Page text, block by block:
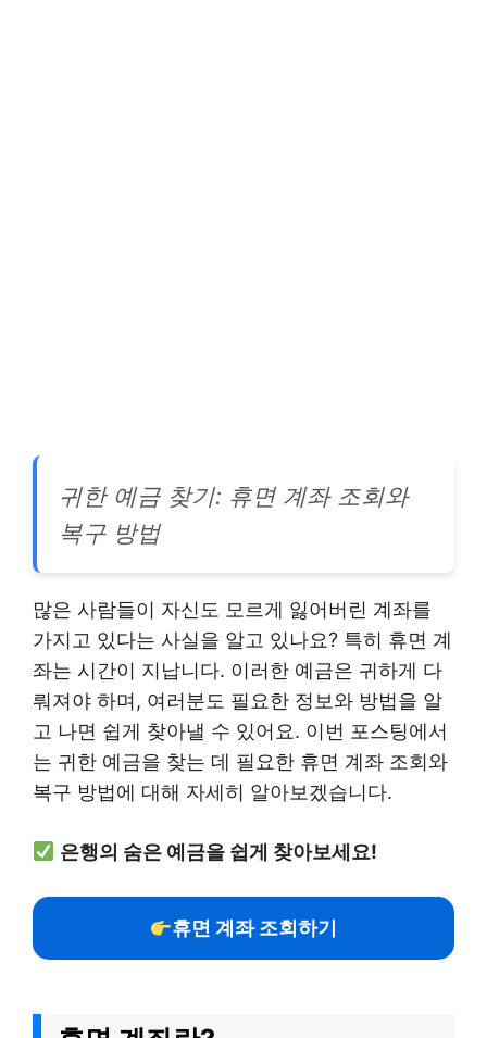
귀한 예금 찾기: 휴면 계좌 조회와
복구 방법
많은 사람들이 자신도 모르게 잃어버린 계좌를
가지고 있다는 사실을 알고 있나요? 특히 휴면 계
좌는 시간이 지납니다. 이러한 예금은 귀하게 다
뤄져야 하며, 여러분도 필요한 정보와 방법을 알
고 나면 쉽게 찾아낼 수 있어요. 이번 포스팅에서
는 귀한 예금을 찾는 데 필요한 휴면 계좌 조회와
복구 방법에 대해 자세히 알아보겠습니다.
은행의 숨은 예금을 쉽게 찾아보세요!
휴면 계좌 조회하기